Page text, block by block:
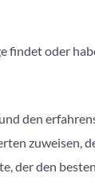
oder
den
zuweisen,
der den